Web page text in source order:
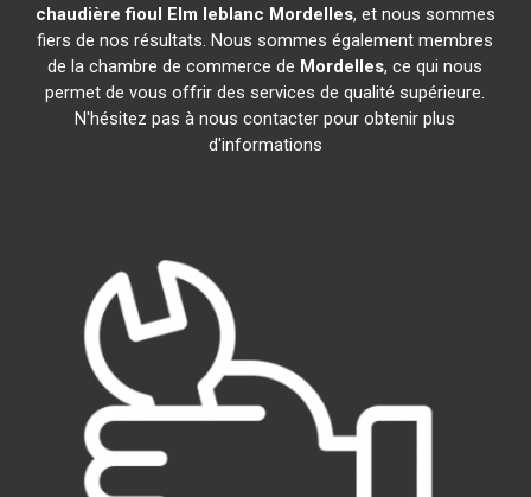
chaudière fioul Elm leblanc Mordelles, et nous sommes
fiers de nos résultats. Nous sommes également membres
de la chambre de commerce de Mordelles, ce qui nous
permet de vous offrir des services de qualité supérieure.
N'hésitez pas à nous contacter pour obtenir plus
d'informations